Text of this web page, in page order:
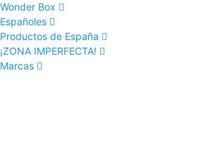
Wonder Box
Españoles
Productos de España
¡ZONA IMPERFECTA!
Marcas